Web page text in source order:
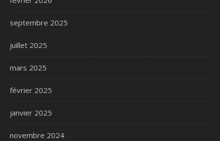
septembre 2025
juillet 2025
mars 2025
février 2025
janvier 2025
novembre 2024